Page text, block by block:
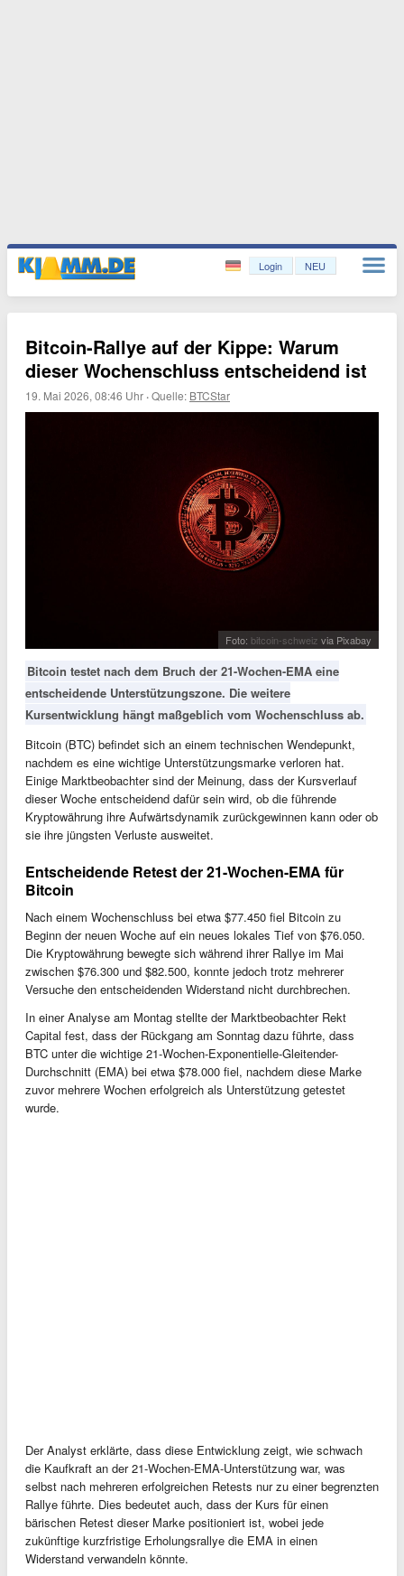
Login NEU
Bitcoin-Rallye auf der Kippe: Warum
dieser Wochenschluss entscheidend ist
19. Mai 2026, 08:46 Uhr ·Quelle: BTCStar
Foto: bitcoin-schweiz via Pixabay
Bitcoin testet nach dem Bruch der 21-Wochen-EMA eine
entscheidende Unterstützungszone. Die weitere
Kursentwicklung hängt maßgeblich vom Wochenschluss ab.
Bitcoin (BTC) befindet sich an einem technischen Wendepunkt,
nachdem es eine wichtige Unterstützungsmarke verloren hat.
Einige Marktbeobachter sind der Meinung, dass der Kursverlauf
dieser Woche entscheidend dafür sein wird, ob die führende
Kryptowährung ihre Aufwärtsdynamik zurückgewinnen kann oder ob
sie ihre jüngsten Verluste ausweitet.
Entscheidende Retest der 21-Wochen-EMA für
Bitcoin
Nach einem Wochenschluss bei etwa $77.450 fiel Bitcoin zu
Beginn der neuen Woche auf ein neues lokales Tief von $76.050.
Die Kryptowährung bewegte sich während ihrer Rallye im Mai
zwischen $76.300 und $82.500, konnte jedoch trotz mehrerer
Versuche den entscheidenden Widerstand nicht durchbrechen.
In einer Analyse am Montag stellte der Marktbeobachter Rekt
Capital fest, dass der Rückgang am Sonntag dazu führte, dass
BTC unter die wichtige 21-Wochen-Exponentielle-Gleitender-
Durchschnitt (EMA) bei etwa $78.000 fiel, nachdem diese Marke
zuvor mehrere Wochen erfolgreich als Unterstützung getestet
wurde.
Der Analyst erklärte, dass diese Entwicklung zeigt, wie schwach
die Kaufkraft an der 21-Wochen-EMA-Unterstützung war, was
selbst nach mehreren erfolgreichen Retests nur zu einer begrenzten
Rallye führte. Dies bedeutet auch, dass der Kurs für einen
bärischen Retest dieser Marke positioniert ist, wobei jede
zukünftige kurzfristige Erholungsrallye die EMA in einen
Widerstand verwandeln könnte.